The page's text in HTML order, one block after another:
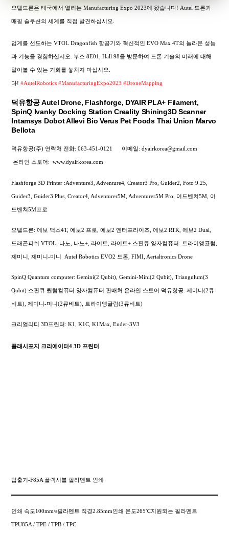
오텔드론은 태국에서 열리는 Manufacturing Expo 2023에 왔습니다! Autel 드론과
매핑 솔루션의 세계를 직접 발견하십시오.
업계를 선도하는 VTOL Dragonfish 항공기와 혁신적인 EVO Max 4T의 놀라운 성능
과 기능을 경험하십시오. 부스 8E01, Hall 98을 방문하여 드론 기술의 미래에 대해
알아볼 수 있는 기회를 놓치지 마십시오.
다!#AutelRobotics #ManufacturingExpo2023 #DroneMapping
덕유항공 Autel Drone, Flashforge, DYAIR PLA+ Filament,
SpinQ Ivanky Docking Station Creality Shining3D Scanner
Intamsys Dobot Allevi Bio Verus Pet Foods Thai Union Marvo
Bellota
덕유항공(주) 연락처 전화: 063-451-0121 이메일: dyairkorea@gmail.com
온라인 스토어: www.dyairkorea.com
Flashforge 3D Printer :Adventure3, Adventure4, Creator3 Pro, Guider2, Foto 9.25,
Guider3, Guider3 Plus, Creator4, Adventurer5M, Adventurer5M Pro, 어드벤쳐5M, 어
드벤쳐5M프로
오텔드론: 에보 맥스4T, 에보2 프로, 에보2 엔터프라이즈, 에보2 RTK, 에보2 Dual,
드래곤피쉬 VTOL, 나노, 나노+, 라이트, 라이트+ 스핀큐 양자컴퓨터: 트라이앵귤럼,
제미니, 제미니-미니 Autel Robotics EVO2 드론, FIMI, Aerialtronics Drone
SpinQ Quantum computer: Gemini(2 Qubit), Gemini-Mini(2 Qubit), Triangulum(3
Qubit) 스핀큐 퀀텀컴퓨터 양자컴퓨터 판매처 온라인 스토어 덕유항공: 제미니(2큐
비트), 제미니-미니(2큐비트), 트라이앵귤럼(3큐비트)
크리얼리티 3D프린터: K1, K1C, K1Max, Ender-3V3
플래시포지 크리에이터4 3D 프린터
압출기-F85A 플렉시블 필라멘트 인쇄
인쇄 속도100mm/s필라멘트 직경2.85mm인쇄 온도265℃지원되는 필라멘트
TPU85A / TPE / TPB / TPC